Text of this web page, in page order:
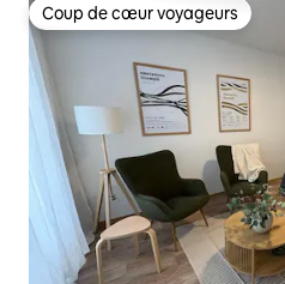
Coup de cœur voyageurs
Coup de cœur voyageurs